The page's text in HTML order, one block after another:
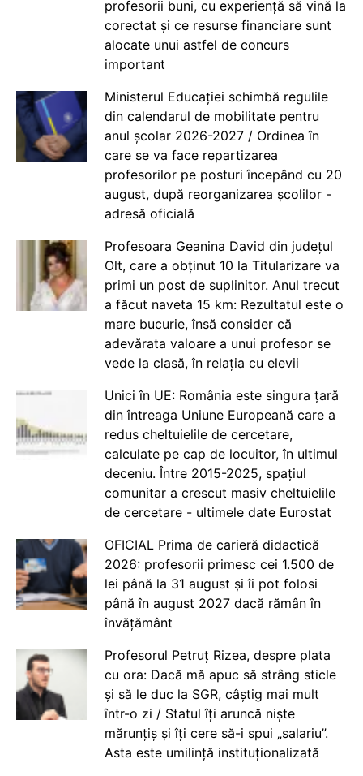
profesorii buni, cu experiență să vină la
corectat și ce resurse financiare sunt
alocate unui astfel de concurs
important
Ministerul Educației schimbă regulile
din calendarul de mobilitate pentru
anul școlar 2026-2027 / Ordinea în
care se va face repartizarea
profesorilor pe posturi începând cu 20
august, după reorganizarea școlilor -
adresă oficială
Profesoara Geanina David din județul
Olt, care a obținut 10 la Titularizare va
primi un post de suplinitor. Anul trecut
a făcut naveta 15 km: Rezultatul este o
mare bucurie, însă consider că
adevărata valoare a unui profesor se
vede la clasă, în relația cu elevii
Unici în UE: România este singura țară
din întreaga Uniune Europeană care a
redus cheltuielile de cercetare,
calculate pe cap de locuitor, în ultimul
deceniu. Între 2015-2025, spațiul
comunitar a crescut masiv cheltuielile
de cercetare - ultimele date Eurostat
OFICIAL Prima de carieră didactică
2026: profesorii primesc cei 1.500 de
lei până la 31 august și îi pot folosi
până în august 2027 dacă rămân în
învățământ
Profesorul Petruț Rizea, despre plata
cu ora: Dacă mă apuc să strâng sticle
și să le duc la SGR, câștig mai mult
într-o zi / Statul îți aruncă niște
mărunțiș și îți cere să-i spui „salariu”.
Asta este umilință instituționalizată